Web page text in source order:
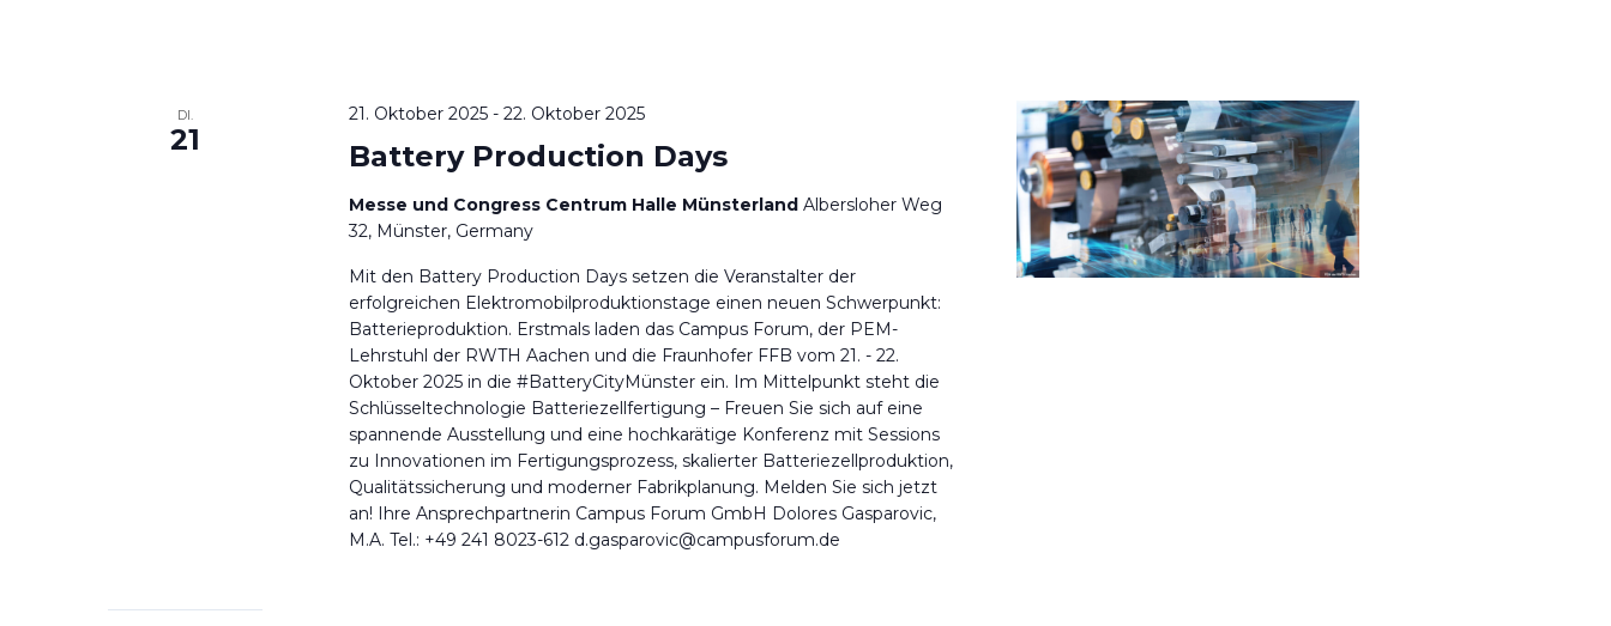
DI.
21 Battery Production Days
21. Oktober 2025 -22. Oktober 2025
Messe und Congress Centrum Halle MünsterlandAlbersloher Weg
32, Münster, Germany
Mit den Battery Production Days setzen die Veranstalter der
erfolgreichen Elektromobilproduktionstage einen neuen Schwerpunkt:
Batterieproduktion. Erstmals laden das Campus Forum, der PEM-
Lehrstuhl der RWTH Aachen und die Fraunhofer FFB vom 21. - 22.
Oktober 2025 in die #BatteryCityMünster ein. Im Mittelpunkt steht die
Schlüsseltechnologie Batteriezellfertigung – Freuen Sie sich auf eine
spannende Ausstellung und eine hochkarätige Konferenz mit Sessions
zu Innovationen im Fertigungsprozess, skalierter Batteriezellproduktion,
Qualitätssicherung und moderner Fabrikplanung. Melden Sie sich jetzt
an! Ihre Ansprechpartnerin Campus Forum GmbH Dolores Gasparovic,
M.A. Tel.: +49 241 8023-612 d.gasparovic@campusforum.de